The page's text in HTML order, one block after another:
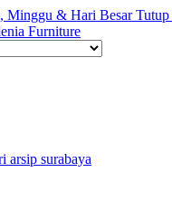
Minggu & Hari Besar Tutup
arsip surabaya